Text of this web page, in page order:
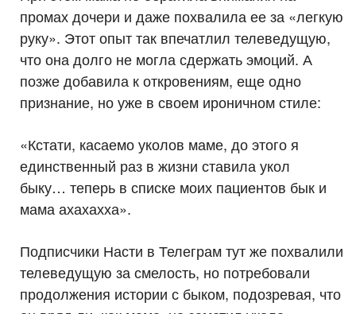
промах дочери и даже похвалила ее за «легкую
руку». Этот опыт так впечатлил телеведущую,
что она долго не могла сдержать эмоций. А
позже добавила к откровениям, еще одно
признание, но уже в своем ироничном стиле:
«Кстати, касаемо уколов маме, до этого я
единственный раз в жизни ставила укол
быку… теперь в списке моих пациентов бык и
мама ахахахха».
Подписчики Насти в Телеграм тут же похвалили
телеведущую за смелость, но потребовали
продолжения истории с быком, подозревая, что